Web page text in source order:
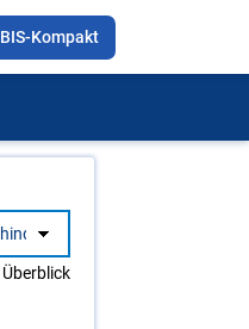
BIS-Kompakt
Überblick